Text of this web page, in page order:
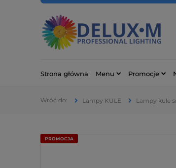
Strona główna Menu Promocje
Lampy KULE Lampy kule
PROMOCJA